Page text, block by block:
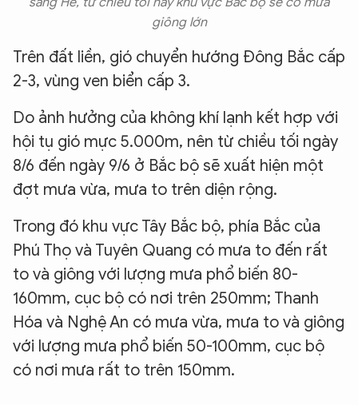
giông lớn
Trên đất liền, gió chuyển hướng Đông Bắc cấp
2-3, vùng ven biển cấp 3.
Do ảnh hưởng của không khí lạnh kết hợp với
hội tụ gió mực 5.000m, nên từ chiều tối ngày
8/6 đến ngày 9/6 ở Bắc bộ sẽ xuất hiện một
đợt mưa vừa, mưa to trên diện rộng.
Trong đó khu vực Tây Bắc bộ, phía Bắc của
Phú Thọ và Tuyên Quang có mưa to đến rất
to và giông với lượng mưa phổ biến 80-
160mm, cục bộ có nơi trên 250mm; Thanh
Hóa và Nghệ An có mưa vừa, mưa to và giông
với lượng mưa phổ biến 50-100mm, cục bộ
có nơi mưa rất to trên 150mm.